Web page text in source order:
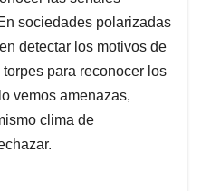
sociedades polarizadas
detectar los motivos de
para reconocer los
vemos amenazas,
clima de